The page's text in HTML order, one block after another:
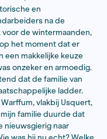
naam hier’, vertelt